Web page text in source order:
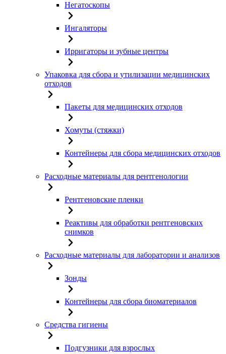
Негатоскопы
Ингаляторы
Ирригаторы и зубные центры
Упаковка для сбора и утилизации медицинских
отходов
Пакеты для медицинских отходов
Хомуты (стяжки)
Контейнеры для сбора медицинских отходов
Расходные материалы для рентгенологии
Рентгеновские пленки
Реактивы для обработки рентгеновских
снимков
Расходные материалы для лаборатории и анализов
Зонды
Контейнеры для сбора биоматериалов
Средства гигиены
Подгузники для взрослых